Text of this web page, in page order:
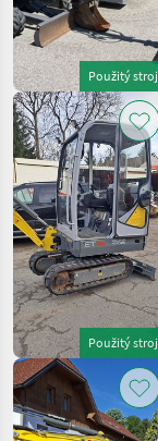
Stroje
Na
Stavbu
Mini
Bager
Wacker
VYBRAT
KATEGORII
Wacker Neuson
33
Takeuchi
Bobcat
Kubota
Rhinoceros
Použitý stroj
Použitý stroj